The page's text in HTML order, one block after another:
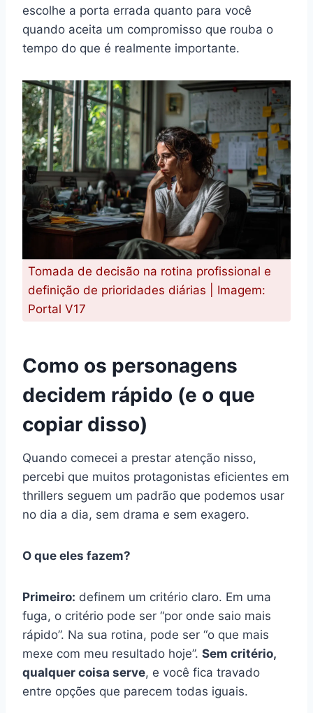
escolhe a porta errada quanto para você
quando aceita um compromisso que rouba o
tempo do que é realmente importante.
Tomada de decisão na rotina profissional e
definição de prioridades diárias | Imagem:
Portal V17
Como os personagens
decidem rápido (e o que
copiar disso)
Quando comecei a prestar atenção nisso,
percebi que muitos protagonistas eficientes em
thrillers seguem um padrão que podemos usar
no dia a dia, sem drama e sem exagero.
O que eles fazem?
Primeiro: definem um critério claro. Em uma
fuga, o critério pode ser “por onde saio mais
rápido”. Na sua rotina, pode ser “o que mais
mexe com meu resultado hoje”. Sem critério,
qualquer coisa serve, e você fica travado
entre opções que parecem todas iguais.